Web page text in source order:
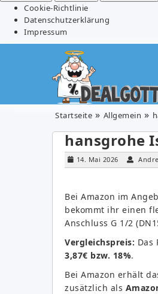
Cookie-Richtlinie
Datenschutzerklärung
Impressum
Startseite Allgemein
hansgrohe
14. Mai 2026 Andre
Bei Amazon im
bekommt ihr einen
Anschluss G 1/2
Vergleichspreis: Das
3,87€ bzw. 18%.
Bei Amazon erhält
zusätzlich als